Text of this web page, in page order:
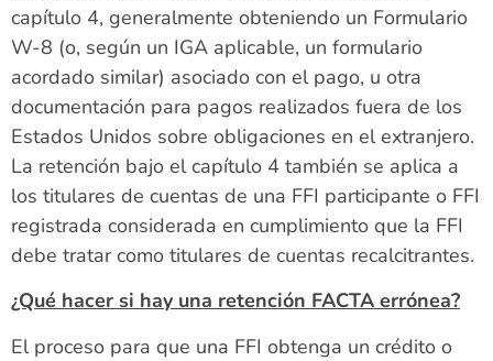
capítulo 4, generalmente obteniendo un Formulario
W-8 (o, según un IGA aplicable, un formulario
acordado similar) asociado con el pago, u otra
documentación para pagos realizados fuera de los
Estados Unidos sobre obligaciones en el extranjero.
La retención bajo el capítulo 4 también se aplica a
los titulares de cuentas de una FFI participante o FFI
registrada considerada en cumplimiento que la FFI
debe tratar como titulares de cuentas recalcitrantes.
¿Qué hacer si hay una retención FACTA errónea?
El proceso para que una FFI obtenga un crédito o